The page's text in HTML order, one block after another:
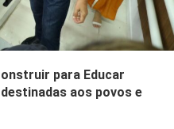
para Educar
aos povos e